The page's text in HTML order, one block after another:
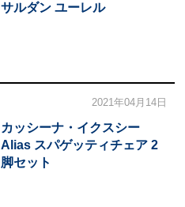
サルダン ユーレル
2021年04月14日
カッシーナ・イクスシー
Alias スパゲッティチェア 2
脚セット